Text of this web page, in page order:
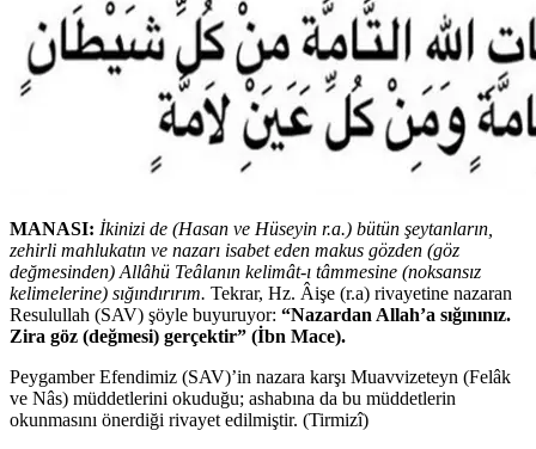
MANASI: İkinizi de (Hasan ve Hüseyin r.a.) bütün şeytanların,
zehirli mahlukatın ve nazarı isabet eden makus gözden (göz
değmesinden) Allâhü Teâlanın kelimât-ı tâmmesine (noksansız
kelimelerine) sığındırırım. Tekrar, Hz. Âişe (r.a) rivayetine nazaran
Resulullah (SAV) şöyle buyuruyor: “Nazardan Allah’a sığınınız.
Zira göz (değmesi) gerçektir” (İbn Mace).
Peygamber Efendimiz (SAV)’in nazara karşı Muavvizeteyn (Felâk
ve Nâs) müddetlerini okuduğu; ashabına da bu müddetlerin
okunmasını önerdiği rivayet edilmiştir. (Tirmizî)